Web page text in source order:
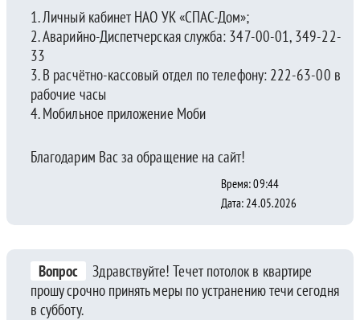
Личный кабинет НАО УК «СПАС-Дом»;
Аварийно-Диспетчерская служба: 347-00-01, 349-22-
33
В расчётно-кассовый отдел по телефону: 222-63-00 в
рабочие часы
Мобильное приложение Моби
Благодарим Вас за обращение на сайт!
Время: 09:44
Дата: 24.05.2026
Вопрос
Здравствуйте! Течет потолок в квартире
прошу срочно принять меры по устранению течи сегодня
в субботу.